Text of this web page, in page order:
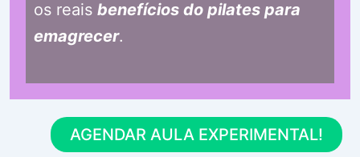
os reaisbenefícios do pilates para
emagrecer.
AGENDAR AULA EXPERIMENTAL!